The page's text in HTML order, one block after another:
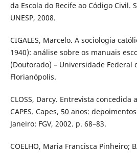
da Escola do Recife ao Código Civil.
UNESP, 2008.
CIGALES, Marcelo. A sociologia
1940): análise sobre os manuais
(Doutorado) – Universidade Federal
Florianópolis.
CLOSS, Darcy. Entrevista concedida
CAPES. Capes, 50 anos:
Janeiro: FGV, 2002. p. 68–83.
COELHO, Maria Francisca Pinheiro;